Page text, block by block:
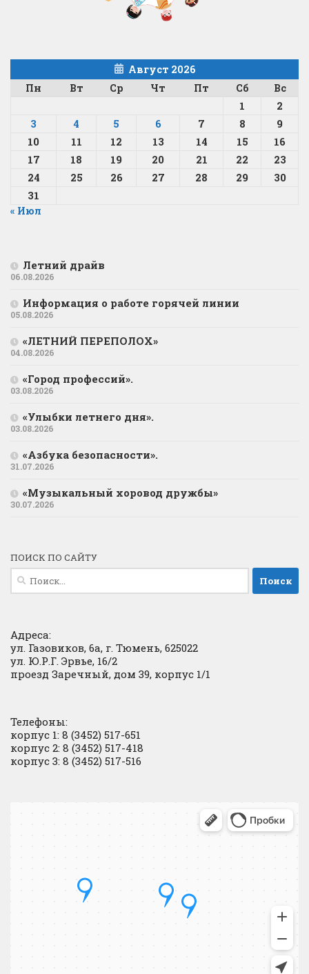
Август 2026
Пн
Вт Ср Чт Пт Сб Вс
1
2
3
4 5 6 7 8
9
10
11 12 13 14 15
16
17
18 19 20 21 22
23
24
25 26 27 28 29
30
31
« Июл
Летний драйв
06.08.2026
Информация о работе горячей линии
05.08.2026
«ЛЕТНИЙ ПЕРЕПОЛОХ»
04.08.2026
«Город профессий».
03.08.2026
«Улыбки летнего дня».
03.08.2026
«Азбука безопасности».
31.07.2026
«Музыкальный хоровод дружбы»
30.07.2026
ПОИСК ПО САЙТУ
Найти:
Адреса:
ул. Газовиков, 6а, г. Тюмень, 625022
ул. Ю.Р.Г. Эрвье, 16/2
проезд Заречный, дом 39, корпус 1/1
Телефоны:
корпус 1: 8 (3452) 517-651
корпус 2: 8 (3452) 517-418
корпус 3: 8 (3452) 517-516